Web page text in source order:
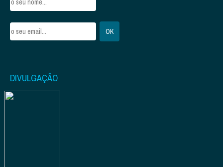
DIVULGAÇÃO